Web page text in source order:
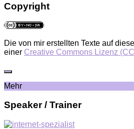
Copyright
Die von mir erstellten Texte auf
einer Creative Commons Lizenz
Mehr
Speaker / Trainer